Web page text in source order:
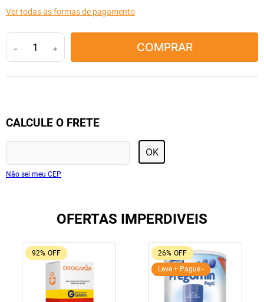
Ver todas as formas de pagamento
＋
－ COMPRAR
CALCULE O FRETE
OK
Não sei meu CEP
OFERTAS IMPERDIVEIS
92% OFF 26% OFF
Leve + Pague -